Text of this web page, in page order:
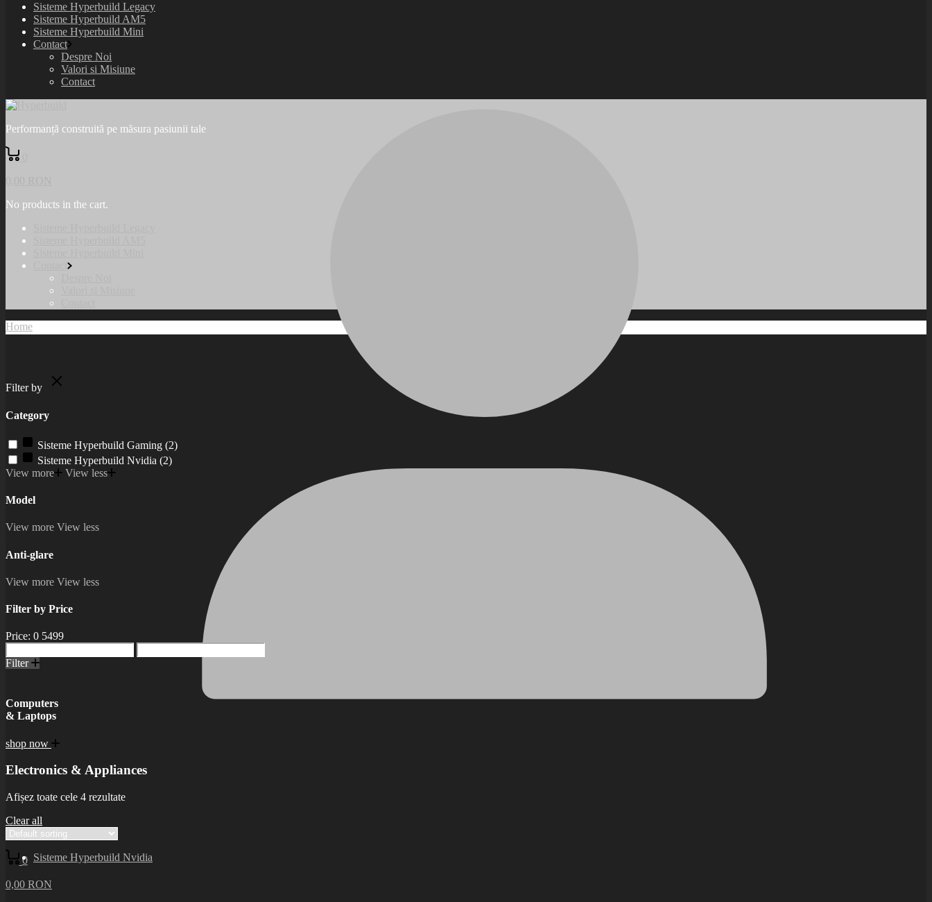
0
0,00 RON
Sisteme Hyperbuild Legacy
Sisteme Hyperbuild AM5
Sisteme Hyperbuild Mini
Contact
Despre Noi
Valori si Misiune
Contact
Performanță construită pe măsura pasiunii tale
No products in the cart.
Home
Filter by
Category
Sisteme Hyperbuild Gaming (2)
Sisteme Hyperbuild Nvidia (2)
View more
View less
Model
View more View less
Anti-glare
View more View less
Filter by Price
Price: 0 5499
Filter
Computers
& Laptops
shop now
Electronics & Appliances
Afișez toate cele 4 rezultate
Clear all
Sisteme Hyperbuild Nvidia